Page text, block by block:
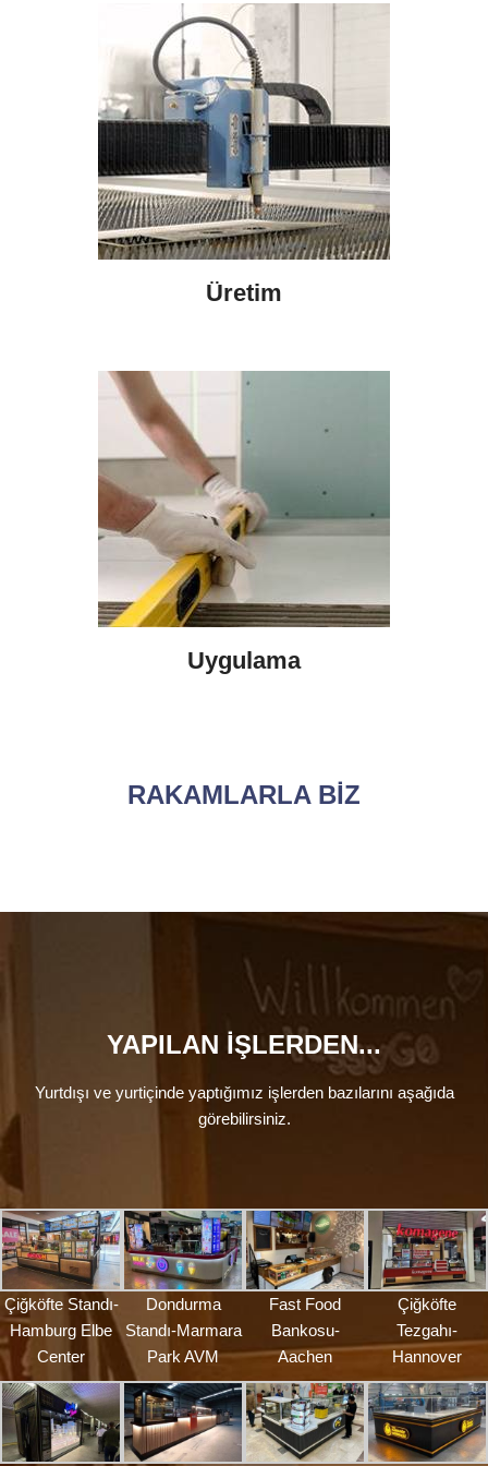
Üretim
Uygulama
RAKAMLARLA BİZ
YAPILAN İŞLERDEN...
Yurtdışı ve yurtiçinde yaptığımız işlerden bazılarını aşağıda
görebilirsiniz.
Çiğköfte Standı-
Hamburg Elbe
Center
Dondurma
Standı-Marmara
Park AVM
Fast Food
Bankosu-
Aachen
Çiğköfte
Tezgahı-
Hannover